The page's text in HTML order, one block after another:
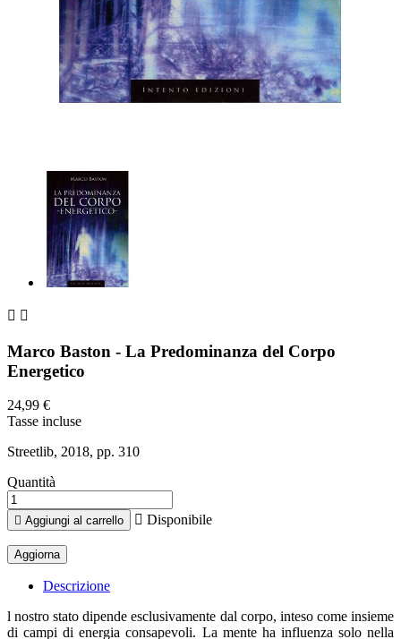
 
Marco Baston - La Predominanza del Corpo
Energetico
24,99 €
Tasse incluse
Streetlib, 2018, pp. 310
Quantità
 Aggiungi al carrello  Disponibile
Descrizione
l nostro stato dipende esclusivamente dal corpo, inteso come insieme
di campi di energia consapevoli. La mente ha influenza solo nella